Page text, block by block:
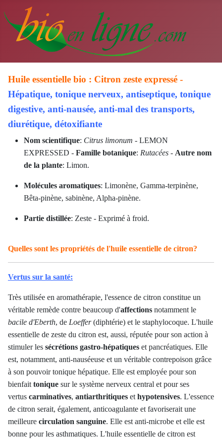
Huile essentielle bio : Citron zeste expressé -
Hépatique, tonique nerveux, antiseptique, tonique
digestive, anti-nausée, anti-mal des transports,
diurétique, détoxifiante
Nom scientifique: Citrus limonum - LEMON
EXPRESSED - Famille botanique: Rutacées - Autre nom
de la plante: Limon.
Molécules aromatiques: Limonène, Gamma-terpinène,
Bêta-pinène, sabinène, Alpha-pinène.
Partie distillée: Zeste - Exprimé à froid.
Quelles sont les propriétés de l'huile essentielle de citron?
Vertus sur la santé:
Très utilisée en aromathérapie, l'essence de citron constitue un
véritable remède contre beaucoup d'affections notamment le
bacile d'Eberth, de Loeffer(diphtérie) et le staphylocoque. L'huile
essentielle de zeste du citron est, aussi, réputée pour son action à
stimuler les sécrétions gastro-hépatiques et pancréatiques. Elle
est, notamment, anti-nauséeuse et un véritable contrepoison grâce
à son pouvoir tonique hépatique. Elle est employée pour son
bienfait tonique sur le système nerveux central et pour ses
vertus carminatives, antiarthritiques et hypotensives. L'essence
de citron serait, également, anticoagulante et favoriserait une
meilleure circulation sanguine. Elle est anti-microbe et elle est
bonne pour les asthmatiques. L'huile essentielle de citron est